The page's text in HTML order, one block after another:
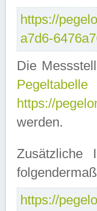
https://
a7d6-
Die
Pegeltabelle
https://
werden.
Zusätzliche
https://